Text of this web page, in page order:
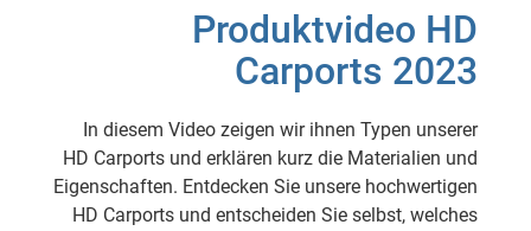
Produktvideo HD
Carports 2023
In diesem Video zeigen wir ihnen Typen unserer
HD Carports und erklären kurz die Materialien und
Eigenschaften. Entdecken Sie unsere hochwertigen
HD Carports und entscheiden Sie selbst, welches